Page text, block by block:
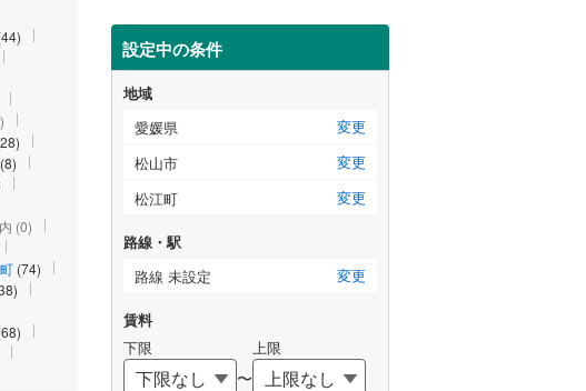
(8)
(0)
(74)
設定中の条件
地域
愛媛県
変更
松山市
変更
松江町
変更
路線・駅
路線 未設定
変更
賃料
下限
〜
上限